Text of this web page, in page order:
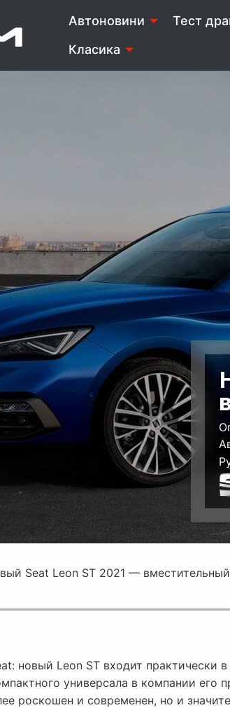
Автоновини Тест
Класика
Seat Leon ST 2021 — вместительный
новый Leon ST входит практически
универсала в компании его
роскошен и современен, но и